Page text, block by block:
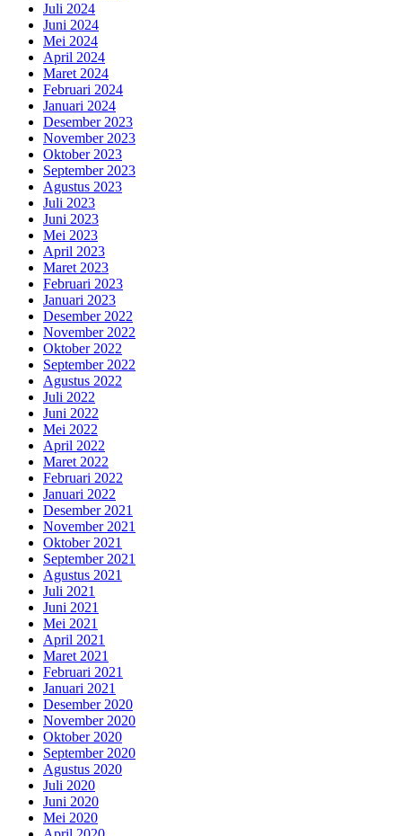
Juli 2024
Juni 2024
Mei 2024
April 2024
Maret 2024
Februari 2024
Januari 2024
Desember 2023
November 2023
Oktober 2023
September 2023
Agustus 2023
Juli 2023
Juni 2023
Mei 2023
April 2023
Maret 2023
Februari 2023
Januari 2023
Desember 2022
November 2022
Oktober 2022
September 2022
Agustus 2022
Juli 2022
Juni 2022
Mei 2022
April 2022
Maret 2022
Februari 2022
Januari 2022
Desember 2021
November 2021
Oktober 2021
September 2021
Agustus 2021
Juli 2021
Juni 2021
Mei 2021
April 2021
Maret 2021
Februari 2021
Januari 2021
Desember 2020
November 2020
Oktober 2020
September 2020
Agustus 2020
Juli 2020
Juni 2020
Mei 2020